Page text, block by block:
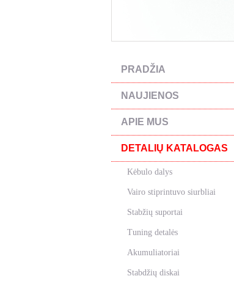
PRADŽIA
NAUJIENOS
APIE MUS
DETALIŲ KATALOGAS
Kėbulo dalys
Vairo stiprintuvo siurbliai
Stabžių suportai
Tuning detalės
Akumuliatoriai
Stabdžių diskai